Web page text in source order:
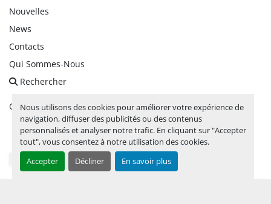
Nous utilisons des cookies pour améliorer votre expérience de
navigation, diffuser des publicités ou des contenus
personnalisés et analyser notre trafic. En cliquant sur "Accepter
tout", vous consentez à notre utilisation des cookies.
Accepter
Décliner En savoir plus
Nouvelles
News
Contacts
Qui Sommes-Nous
Rechercher
Gérez les cookies
facebook
linkedininstagram
whatsapp
youtube